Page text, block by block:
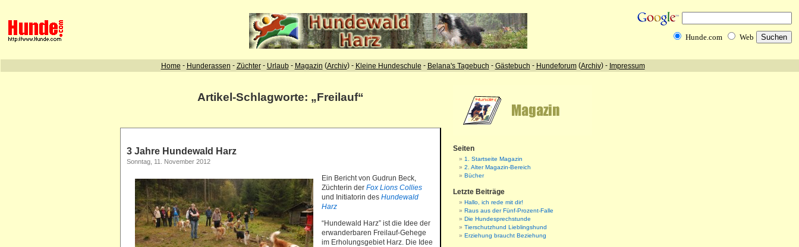
Artikel-Schlagworte: „Freilauf“
3 Jahre Hundewald Harz
Sonntag, 11. November 2012
Ein Bericht von Gudrun Beck,
Züchterin der Fox Lions Collies
und Initiatorin des Hundewald
Harz
“Hundewald Harz” ist die Idee der
erwanderbaren Freilauf-Gehege
im Erholungsgebiet Harz. Die Idee
Seiten
1. Startseite Magazin
2. Alter Magazin-Bereich
Bücher
Letzte Beiträge
Hallo, ich rede mit dir!
Raus aus der Fünf-Prozent-Falle
Die Hundesprechstunde
Tierschutzhund Lieblingshund
Erziehung braucht Beziehung